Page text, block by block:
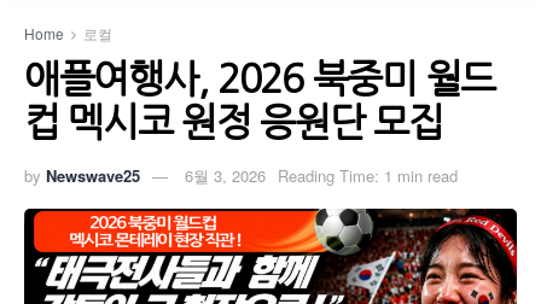
Home 로컬
애플여행사, 2026 북중미 월드
컵 멕시코 원정 응원단 모집
by Newswave25 6월 3, 2026 Reading Time: 1 min read